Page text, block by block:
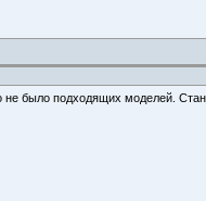
было подходящих моделей.